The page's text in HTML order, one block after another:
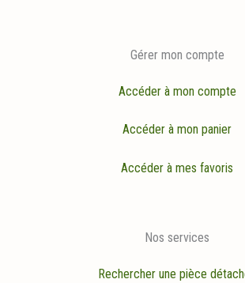
Gérer mon compte
Accéder à mon compte
Accéder à mon panier
Accéder à mes favoris
Nos services
Rechercher une pièce